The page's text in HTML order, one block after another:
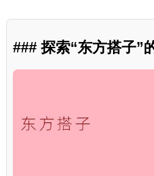
### 探索“东方搭子”